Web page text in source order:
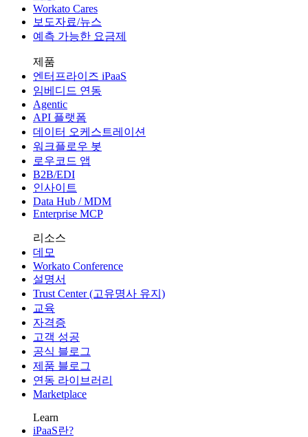
Workato Cares
보도자료/뉴스
예측 가능한 요금제
제품
엔터프라이즈 iPaaS
임베디드 연동
Agentic
API 플랫폼
데이터 오케스트레이션
워크플로우 봇
로우코드 앱
B2B/EDI
인사이트
Data Hub / MDM
Enterprise MCP
리소스
데모
Workato Conference
설명서
Trust Center (고유명사 유지)
교육
자격증
고객 성공
공식 블로그
제품 블로그
연동 라이브러리
Marketplace
Learn
iPaaS란?